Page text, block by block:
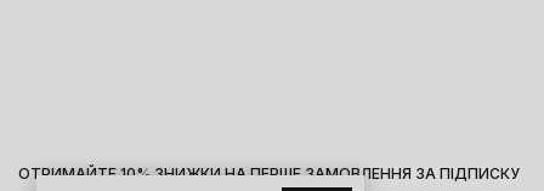
ОТРИМАЙТЕ 10% ЗНИЖКИ НА ПЕРШЕ ЗАМОВЛЕННЯ ЗА ПІДПИСКУ